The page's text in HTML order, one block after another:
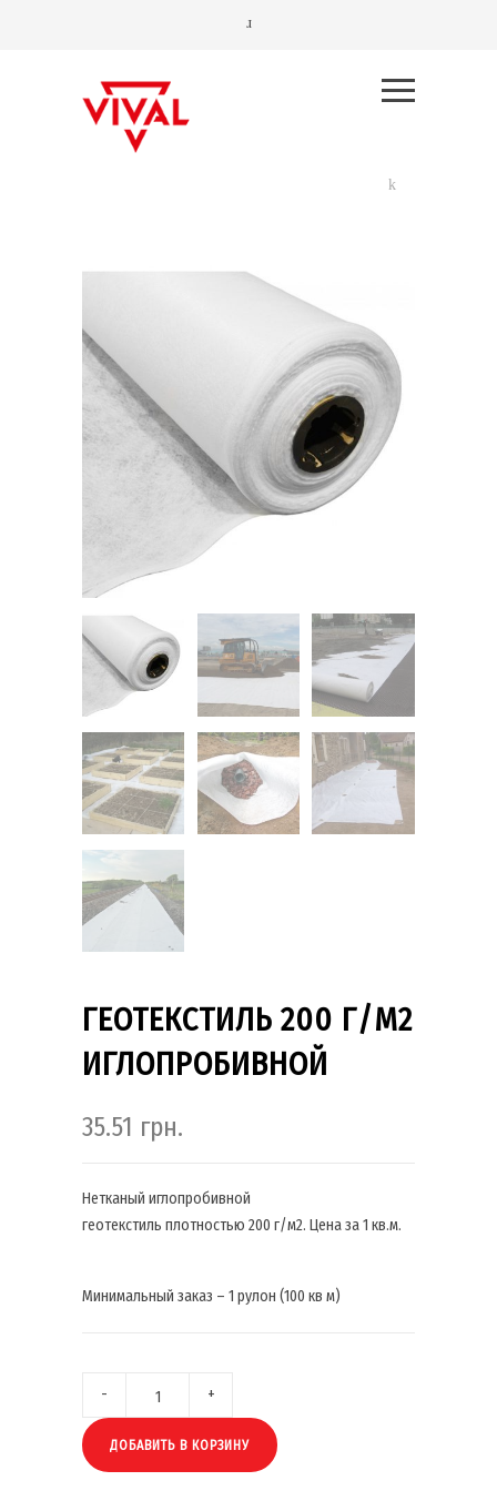
ГЕОТЕКСТИЛЬ 200 Г/М2
ИГЛОПРОБИВНОЙ
35.51 грн.
Нетканый иглопробивной
геотекстиль плотностью 200 г/м2. Цена за 1 кв.м.
Минимальный заказ – 1 рулон (100 кв м)
ДОБАВИТЬ В КОРЗИНУ